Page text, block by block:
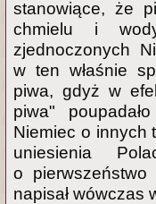
stanowiące, że
chmielu i
zjednoczonych
w ten właśnie
piwa, gdyż w
piwa"
Niemiec o innych
uniesienia
o pierwszeństwo
napisał wówczas